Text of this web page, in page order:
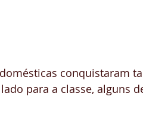
conquistaram
para a classe, alguns